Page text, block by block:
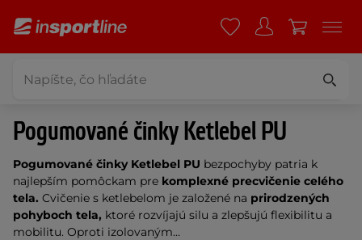
Pogumované činky Ketlebel PU
Pogumované činky Ketlebel PU bezpochyby patria k
najlepším pomôckam pre komplexné precvičenie celého
tela. Cvičenie s ketlebelom je založené na prirodzených
pohyboch tela, ktoré rozvíjajú silu a zlepšujú flexibilitu a
mobilitu. Oproti izolovaným...